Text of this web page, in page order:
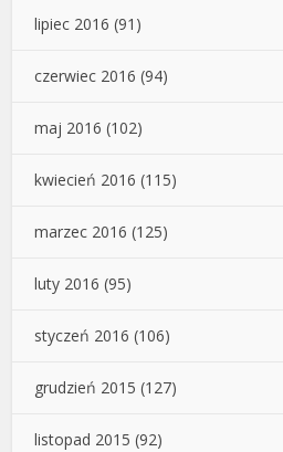
lipiec 2016 (91)
czerwiec 2016 (94)
maj 2016 (102)
kwiecień 2016 (115)
marzec 2016 (125)
luty 2016 (95)
styczeń 2016 (106)
grudzień 2015 (127)
listopad 2015 (92)